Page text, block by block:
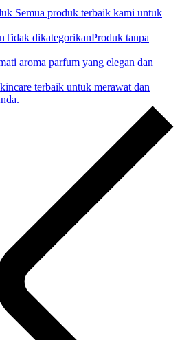
Semua produk terbaik kami untuk
Tidak dikategorikanProduk tanpa
aroma parfum yang elegan dan
terbaik untuk merawat dan